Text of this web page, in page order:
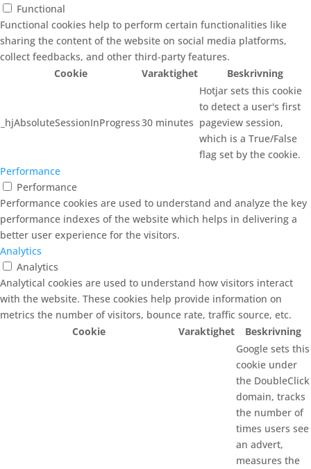
Functional
Functional cookies help to perform certain functionalities like
sharing the content of the website on social media platforms,
collect feedbacks, and other third-party features.
Cookie
Varaktighet Beskrivning
_hjAbsoluteSessionInProgress30 minutes
Hotjar sets this cookie
to detect a user's first
pageview session,
which is a True/False
flag set by the cookie.
Performance
Performance
Performance cookies are used to understand and analyze the key
performance indexes of the website which helps in delivering a
better user experience for the visitors.
Analytics
Analytics
Analytical cookies are used to understand how visitors interact
with the website. These cookies help provide information on
metrics the number of visitors, bounce rate, traffic source, etc.
Cookie
Varaktighet Beskrivning
Google sets this
cookie under
the DoubleClick
domain, tracks
the number of
times users see
an advert,
measures the